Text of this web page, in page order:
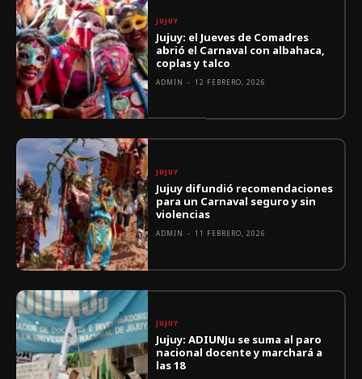
JUJUY
Jujuy: el Jueves de Comadres
abrió el Carnaval con albahaca,
coplas y talco
ADMIN - 12 FEBRERO, 2026
JUJUY
Jujuy difundió recomendaciones
para un Carnaval seguro y sin
violencias
ADMIN - 11 FEBRERO, 2026
JUJUY
Jujuy: ADIUNJu se suma al paro
nacional docente y marchará a
las 18